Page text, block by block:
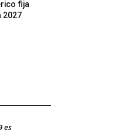
fija
2027
es